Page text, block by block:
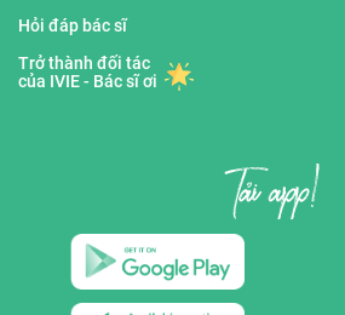
Hỏi đáp bác sĩ
Trở thành đối tác
của IVIE - Bác sĩ ơi